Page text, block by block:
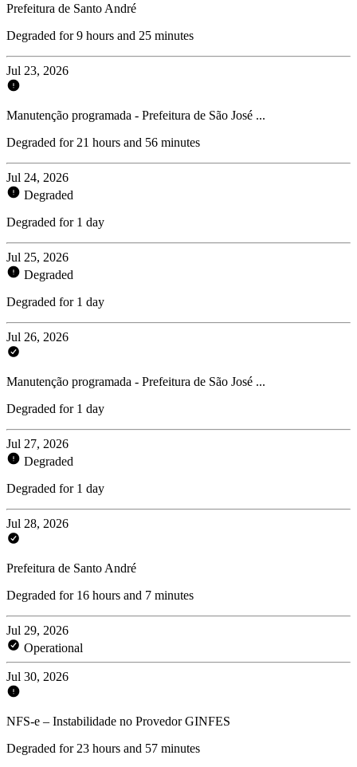
Prefeitura de Santo André
Degraded for 9 hours and 25 minutes
Jul 23, 2026
Manutenção programada - Prefeitura de São José ...
Degraded for 21 hours and 56 minutes
Jul 24, 2026
Degraded
Degraded for 1 day
Jul 25, 2026
Degraded
Degraded for 1 day
Jul 26, 2026
Manutenção programada - Prefeitura de São José ...
Degraded for 1 day
Jul 27, 2026
Degraded
Degraded for 1 day
Jul 28, 2026
Prefeitura de Santo André
Degraded for 16 hours and 7 minutes
Jul 29, 2026
Operational
Jul 30, 2026
NFS-e – Instabilidade no Provedor GINFES
Degraded for 23 hours and 57 minutes